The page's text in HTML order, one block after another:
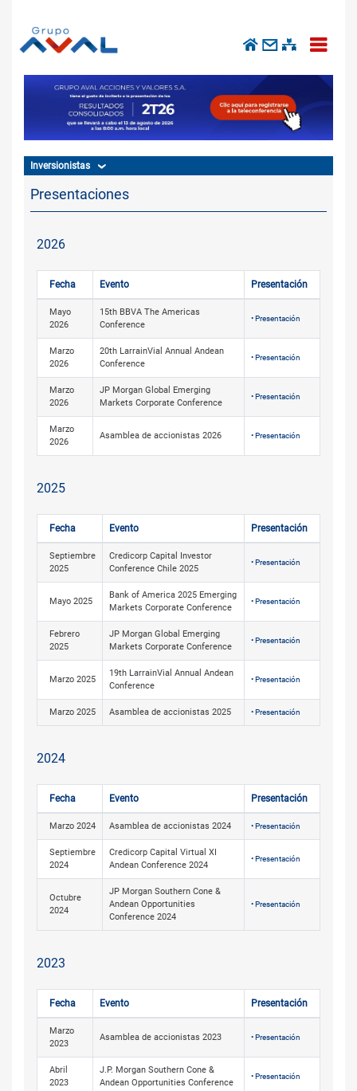
Inversionistas
Presentaciones
2026
Fecha Evento Presentación
Mayo
2026
15th BBVA The Americas
Conference
• Presentación
Marzo
2026
20th LarrainVial Annual Andean
Conference
• Presentación
Marzo
2026
JP Morgan Global Emerging
Markets Corporate Conference
• Presentación
Marzo
2026
Asamblea de accionistas 2026 • Presentación
2025
Fecha Evento Presentación
Septiembre
2025
Credicorp Capital Investor
Conference Chile 2025
• Presentación
Mayo 2025
Bank of America 2025 Emerging
Markets Corporate Conference
• Presentación
Febrero
2025
JP Morgan Global Emerging
Markets Corporate Conference
• Presentación
Marzo 2025
19th LarrainVial Annual Andean
Conference
• Presentación
Marzo 2025 Asamblea de accionistas 2025 • Presentación
2024
Fecha Evento Presentación
Marzo 2024 Asamblea de accionistas 2024 • Presentación
Septiembre
2024
Credicorp Capital Virtual XI
Andean Conference 2024
• Presentación
Octubre
2024
JP Morgan Southern Cone &
Andean Opportunities
Conference 2024
• Presentación
2023
Fecha Evento Presentación
Marzo
2023
Asamblea de accionistas 2023 • Presentación
Abril
2023
J.P. Morgan Southern Cone &
Andean Opportunities Conference
• Presentación